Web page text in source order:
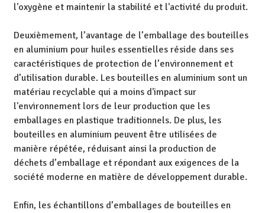
l'oxygène et maintenir la stabilité et l'activité du produit.
Deuxièmement, l’avantage de l’emballage des bouteilles
en aluminium pour huiles essentielles réside dans ses
caractéristiques de protection de l’environnement et
d’utilisation durable. Les bouteilles en aluminium sont un
matériau recyclable qui a moins d'impact sur
l'environnement lors de leur production que les
emballages en plastique traditionnels. De plus, les
bouteilles en aluminium peuvent être utilisées de
manière répétée, réduisant ainsi la production de
déchets d’emballage et répondant aux exigences de la
société moderne en matière de développement durable.
Enfin, les échantillons d’emballages de bouteilles en